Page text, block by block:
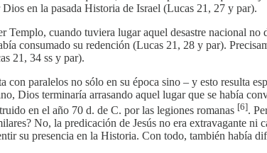
en la pasada Historia de Israel (Lucas 21, 27 y par).
Templo, cuando tuviera lugar aquel desastre nacional
consumado su redención (Lucas 21, 28 y par).
21, 34 ss y par).
paralelos no sólo en su época sino – y esto resulta
Dios terminaría arrasando aquel lugar que se había
en el año 70 d. de C. por las legiones romanas [6].
No, la predicación de Jesús no era extravagante
su presencia en la Historia. Con todo, también había